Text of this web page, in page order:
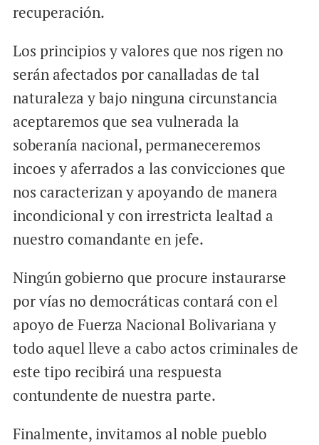
recuperación.
Los principios y valores que nos rigen no
serán afectados por canalladas de tal
naturaleza y bajo ninguna circunstancia
aceptaremos que sea vulnerada la
soberanía nacional, permaneceremos
incoes y aferrados a las convicciones que
nos caracterizan y apoyando de manera
incondicional y con irrestricta lealtad a
nuestro comandante en jefe.
Ningún gobierno que procure instaurarse
por vías no democráticas contará con el
apoyo de Fuerza Nacional Bolivariana y
todo aquel lleve a cabo actos criminales de
este tipo recibirá una respuesta
contundente de nuestra parte.
Finalmente, invitamos al noble pueblo